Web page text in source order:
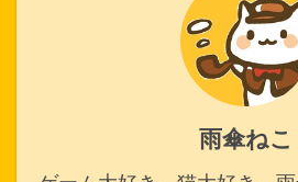
雨傘ねこ